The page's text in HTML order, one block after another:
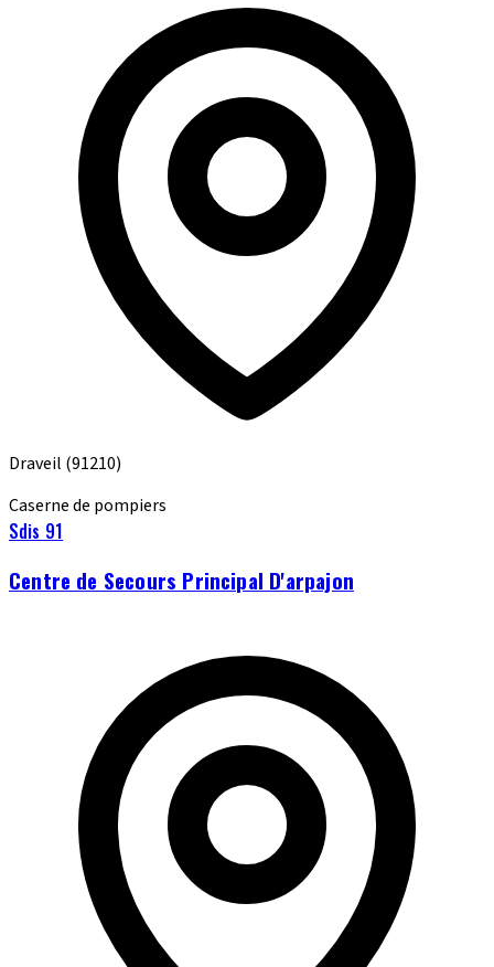
Draveil (91210)
Caserne de pompiers
Sdis 91
Centre de Secours Principal D'arpajon